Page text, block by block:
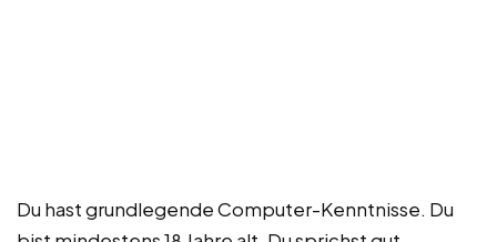
Du hast grundlegende Computer-Kenntnisse. Du